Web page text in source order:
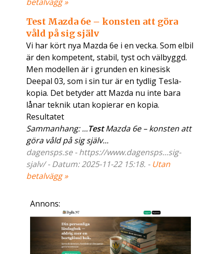
Test Mazda 6e – konsten att göra
våld på sig själv
Vi har kört nya Mazda 6e i en vecka. Som elbil
är den kompetent, stabil, tyst och välbyggd.
Men modellen är i grunden en kinesisk
Deepal 03, som i sin tur är en tydlig Tesla-
kopia. Det betyder att Mazda nu inte bara
lånar teknik utan kopierar en kopia.
Resultatet
Sammanhang: ...TestMazda 6e – konsten att
göra våld på sig själv...
dagensps.se - https://www.dagensps...sig-
sjalv/ - Datum: 2025-11-22 15:18. - Utan
betalvägg »
Annons: